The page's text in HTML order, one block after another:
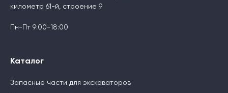
километр 61-й, строение 9
Пн-Пт 9:00-18:00
Каталог
Запасные части для экскаваторов